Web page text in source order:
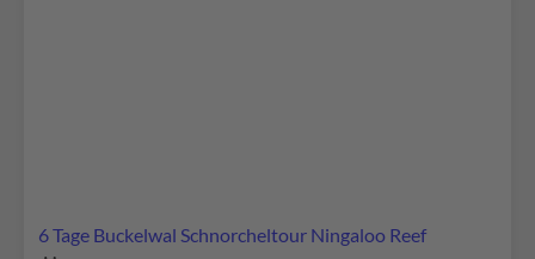
6 Tage Buckelwal Schnorcheltour Ningaloo Reef